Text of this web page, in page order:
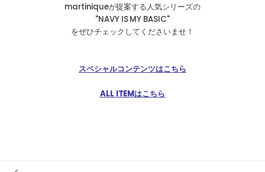
martiniqueが提案する人気シリーズの
"NAVY IS MY BASIC"
をぜひチェックしてくださいませ！
スペシャルコンテンツはこちら
ALL ITEMはこちら